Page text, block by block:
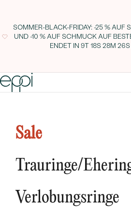
SOMMER-BLACK-FRIDAY: -25 % AUF
UND -10 % AUF SCHMUCK AUF
ENDET IN 9T 18S 28M 26S
Sale
Trauringe/
NEUHEITEN
Verlobungsringe
und Diamanten